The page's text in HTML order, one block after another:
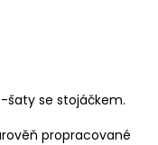
šaty se stojáčkem.
propracované